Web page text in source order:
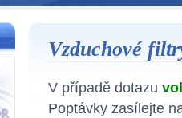
Vzduchové
V případě dotazu
Poptávky zasílejte